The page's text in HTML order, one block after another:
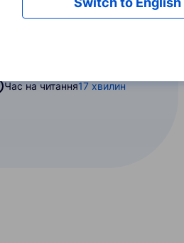
жовтень
Час на читання17 хвилин